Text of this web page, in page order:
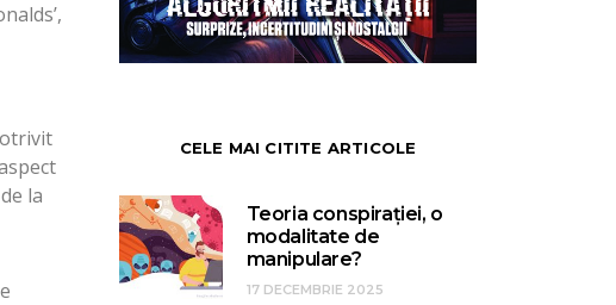
la
CELE MAI CITITE ARTICOLE
Teoria conspirației, o
modalitate de
manipulare?
17 DECEMBRIE 2025